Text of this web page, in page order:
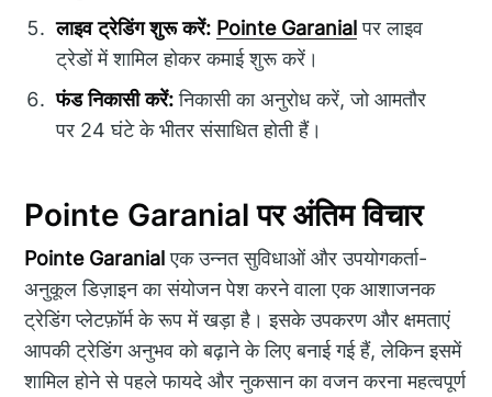
लाइव ट्रेडिंग शुरू करें: Pointe Garanialपर लाइव
ट्रेडों में शामिल होकर कमाई शुरू करें।
फंड निकासी करें:निकासी का अनुरोध करें, जो आमतौर
पर 24 घंटे के भीतर संसाधित होती हैं।
Pointe Garanial पर अंतिम विचार
Pointe Garanialएक उन्नत सुविधाओं और उपयोगकर्ता-
अनुकूल डिज़ाइन का संयोजन पेश करने वाला एक आशाजनक
ट्रेडिंग प्लेटफ़ॉर्म के रूप में खड़ा है। इसके उपकरण और क्षमताएं
आपकी ट्रेडिंग अनुभव को बढ़ाने के लिए बनाई गई हैं, लेकिन इसमें
शामिल होने से पहले फायदे और नुकसान का वजन करना महत्वपूर्ण